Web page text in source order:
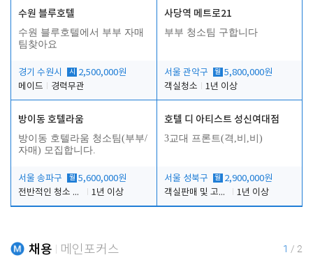
수원 블루호텔
수원 블루호텔에서 부부 자매
팀찾아요
경기 수원시 시
2,500,000원
메이드
경력무관
사당역 메트로21
부부 청소팀 구합니다
서울 관악구 월 5,800,000원
객실청소
1년 이상
방이동 호텔라움
방이동 호텔라움 청소팀(부부/
자매) 모집합니다.
서울 송파구 월 5,600,000원
전반적인 청소 업무(객실청소.객실정리)
1년 이상
호텔 디 아티스트 성신여대점
3교대 프론트(격,비,비)
서울 성북구 월 2,900,000원
객실판매 및 고객응대
1년 이상
채용 메인포커스 1 / 2